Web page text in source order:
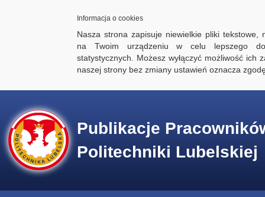
Informacja o cookies
Nasza strona zapisuje niewielkie pliki tekstowe,
na Twoim urządzeniu w celu lepszego
statystycznych. Możesz wyłączyć możliwość ich
naszej strony bez zmiany ustawień oznacza
Publikacje
Politechniki Lubelskiej